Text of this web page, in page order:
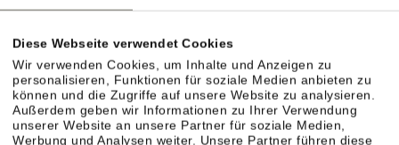
Diese Webseite verwendet Cookies
Wir verwenden Cookies, um Inhalte und Anzeigen zu
personalisieren, Funktionen für soziale Medien anbieten zu
können und die Zugriffe auf unsere Website zu analysieren.
Außerdem geben wir Informationen zu Ihrer Verwendung
unserer Website an unsere Partner für soziale Medien,
Werbung und Analysen weiter. Unsere Partner führen diese